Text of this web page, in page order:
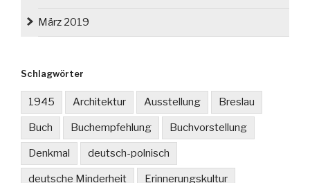
März 2019
Schlagwörter
1945 Architektur Ausstellung Breslau
Buch Buchempfehlung Buchvorstellung
Denkmal deutsch-polnisch
deutsche Minderheit Erinnerungskultur